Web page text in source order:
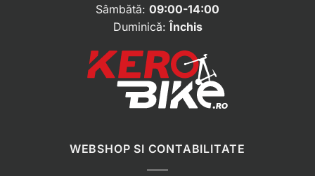
Sâmbătă: 09:00-14:00
Duminică: Închis
WEBSHOP SI CONTABILITATE